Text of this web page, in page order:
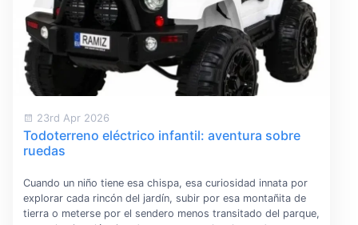
23rd Apr 2026
Todoterreno eléctrico infantil: aventura sobre
ruedas
Cuando un niño tiene esa chispa, esa curiosidad innata por
explorar cada rincón del jardín, subir por esa montañita de
tierra o meterse por el sendero menos transitado del parque,